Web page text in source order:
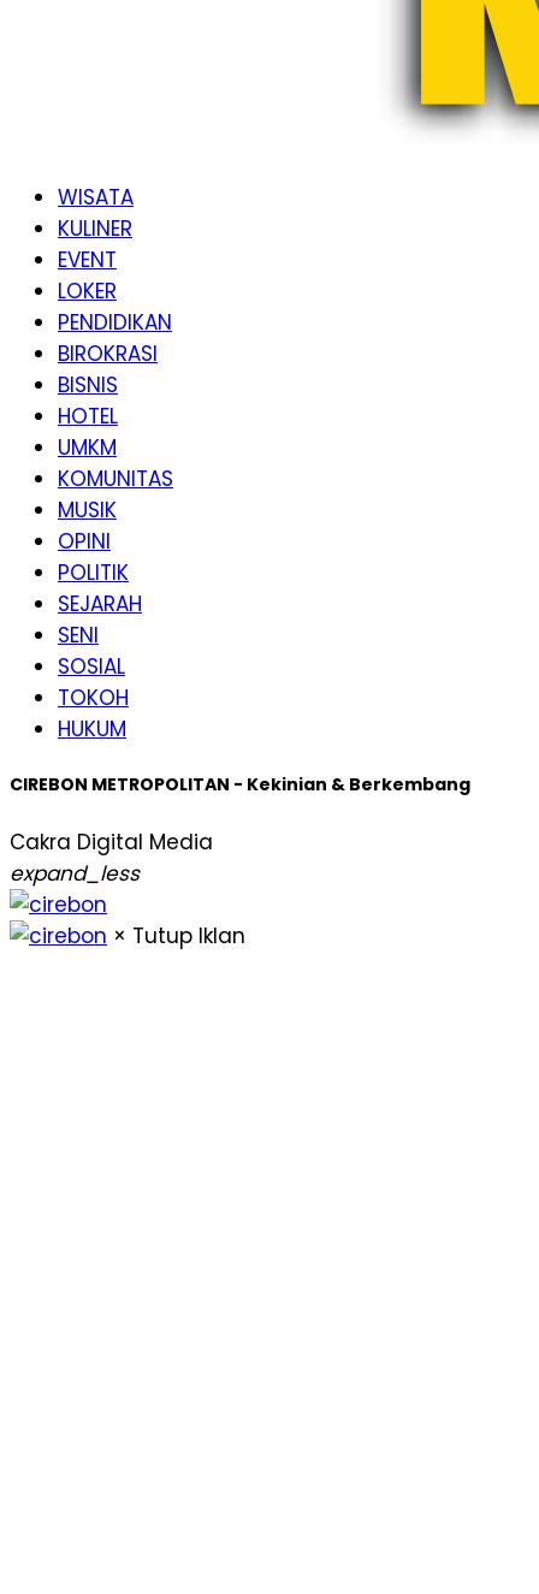
WISATA
KULINER
EVENT
LOKER
PENDIDIKAN
BIROKRASI
BISNIS
HOTEL
UMKM
KOMUNITAS
MUSIK
OPINI
POLITIK
SEJARAH
SENI
SOSIAL
TOKOH
HUKUM
CIREBON METROPOLITAN - Kekinian & Berkembang
Cakra Digital Media
expand_less
× Tutup Iklan